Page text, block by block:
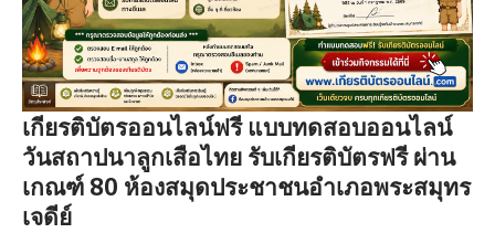
เกียรติบัตรออนไลน์ฟรี แบบทดสอบออนไลน์
วันสถาปนาลูกเสือไทย รับเกียรติบัตรฟรี ผ่าน
เกณฑ์ 80 ห้องสมุดประชาชนอำเภอพระสมุทร
เจดีย์